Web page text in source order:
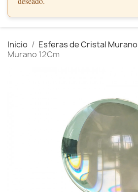
Inicio Esferas de Cristal Murano
Murano 12Cm